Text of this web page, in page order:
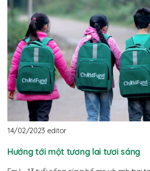
14/02/2023 editor
Hướng tới một tương lai tươi sáng